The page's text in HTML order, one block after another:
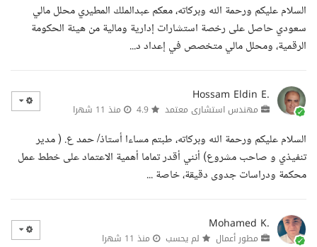
السلام عليكم ورحمة الله وبركاته، معكم عبدالملك المطيري محلل مالي
سعودي حاصل على رخصة استشارات إدارية ومالية من هيئة الحكومة
الرقمية، ومحلل مالي متخصص في إعداد د...
Hossam Eldin E.
مهندس استشارى معتمد منذ 11 شهرا
السلام عليكم ورحمة الله وبركاته، طبتم مساءا أستاذ/ حمد ع. ( مدير
تنفيذي و صاحب مشروع) أنني أقدر تماما أهمية الاعتماد على خطط عمل
محكمة ودراسات جدوى دقيقة، خاصة ...
Mohamed K.
مطور أعمال لم يحسب منذ 11 شهرا